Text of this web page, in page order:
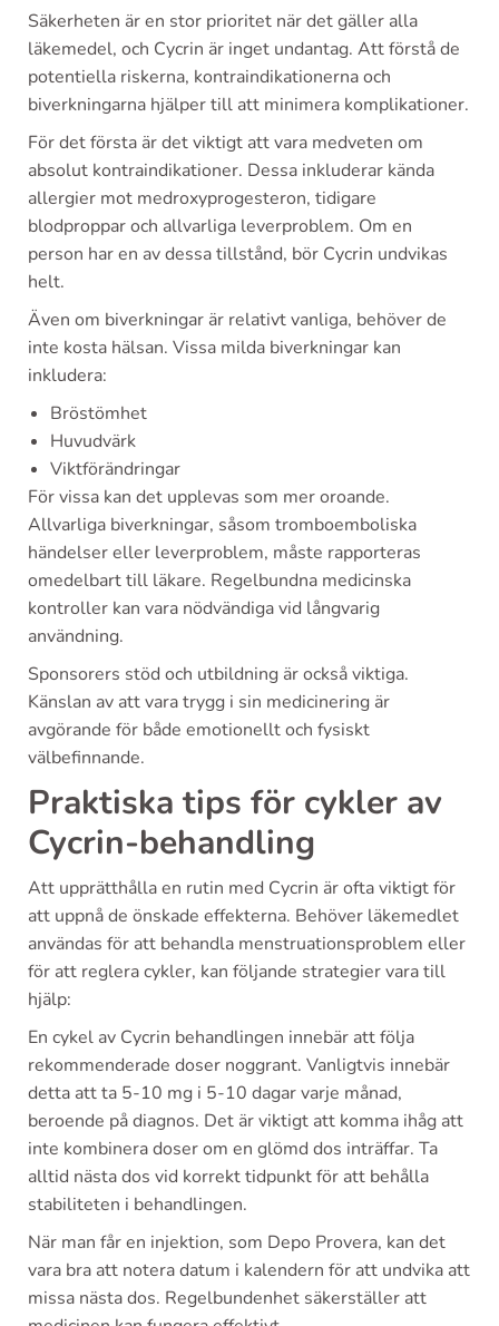
Säkerheten är en stor prioritet när det gäller alla
läkemedel, och Cycrin är inget undantag. Att förstå de
potentiella riskerna, kontraindikationerna och
biverkningarna hjälper till att minimera komplikationer.
För det första är det viktigt att vara medveten om
absolut kontraindikationer. Dessa inkluderar kända
allergier mot medroxyprogesteron, tidigare
blodproppar och allvarliga leverproblem. Om en
person har en av dessa tillstånd, bör Cycrin undvikas
helt.
Även om biverkningar är relativt vanliga, behöver de
inte kosta hälsan. Vissa milda biverkningar kan
inkludera:
Bröstömhet
Huvudvärk
Viktförändringar
För vissa kan det upplevas som mer oroande.
Allvarliga biverkningar, såsom tromboemboliska
händelser eller leverproblem, måste rapporteras
omedelbart till läkare. Regelbundna medicinska
kontroller kan vara nödvändiga vid långvarig
användning.
Sponsorers stöd och utbildning är också viktiga.
Känslan av att vara trygg i sin medicinering är
avgörande för både emotionellt och fysiskt
välbefinnande.
Praktiska tips för cykler av
Cycrin-behandling
Att upprätthålla en rutin med Cycrin är ofta viktigt för
att uppnå de önskade effekterna. Behöver läkemedlet
användas för att behandla menstruationsproblem eller
för att reglera cykler, kan följande strategier vara till
hjälp:
En cykel av Cycrin behandlingen innebär att följa
rekommenderade doser noggrant. Vanligtvis innebär
detta att ta 5-10 mg i 5-10 dagar varje månad,
beroende på diagnos. Det är viktigt att komma ihåg att
inte kombinera doser om en glömd dos inträffar. Ta
alltid nästa dos vid korrekt tidpunkt för att behålla
stabiliteten i behandlingen.
När man får en injektion, som Depo Provera, kan det
vara bra att notera datum i kalendern för att undvika att
missa nästa dos. Regelbundenhet säkerställer att